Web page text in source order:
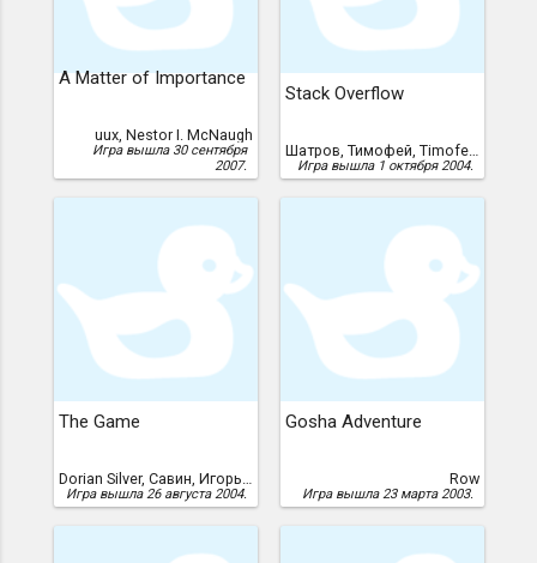
A Matter of Importance
uux, Nestor I. McNaugh
Игра вышла 30 сентября
2007.
Stack Overflow
Шатров, Тимофей, Timofei Shatrov
Игра вышла 1 октября 2004.
The Game
Dorian Silver, Савин, Игорь, Igor Savin
Игра вышла 26 августа 2004.
Gosha Adventure
Row
Игра вышла 23 марта 2003.